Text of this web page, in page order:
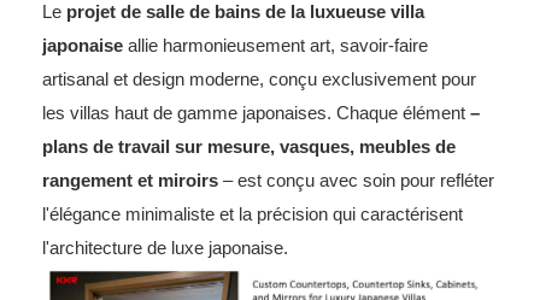
Le projet de salle de bains de la luxueuse villa
japonaise allie harmonieusement art, savoir-faire
artisanal et design moderne, conçu exclusivement pour
les villas haut de gamme japonaises. Chaque élément – ​​
plans de travail sur mesure, vasques, meubles de
rangement et miroirs – est conçu avec soin pour refléter
l'élégance minimaliste et la précision qui caractérisent
l'architecture de luxe japonaise.